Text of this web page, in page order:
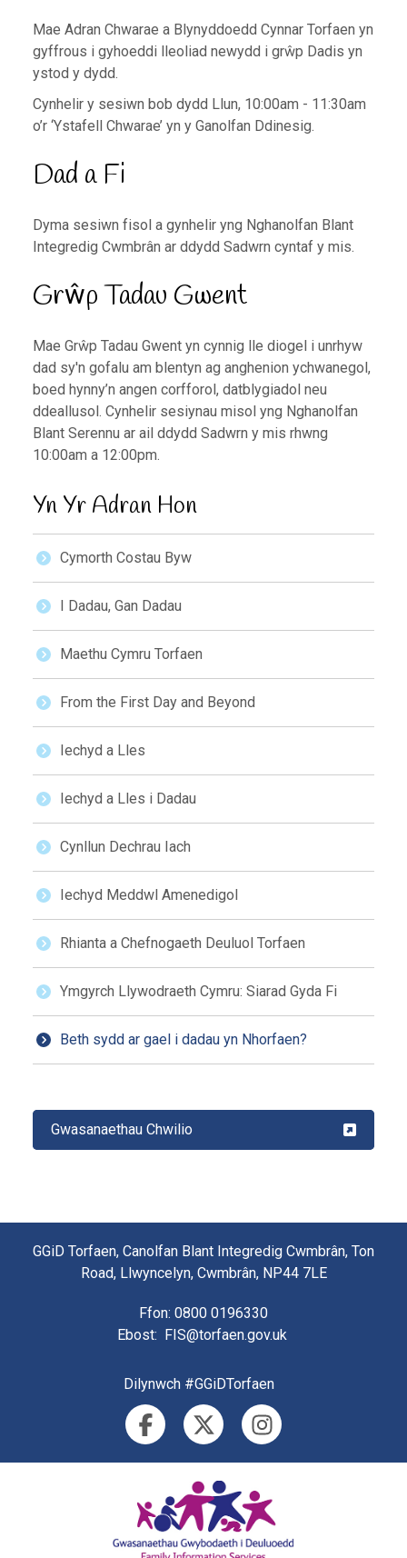
Mae Adran Chwarae a Blynyddoedd Cynnar Torfaen yn
gyffrous i gyhoeddi lleoliad newydd i grŵp Dadis yn
ystod y dydd.
Cynhelir y sesiwn bob dydd Llun, 10:00am - 11:30am
o’r ‘Ystafell Chwarae’ yn y Ganolfan Ddinesig.
Dad a Fi
Dyma sesiwn fisol a gynhelir yng Nghanolfan Blant
Integredig Cwmbrân ar ddydd Sadwrn cyntaf y mis.
Grŵp Tadau Gwent
Mae Grŵp Tadau Gwent yn cynnig lle diogel i unrhyw
dad sy'n gofalu am blentyn ag anghenion ychwanegol,
boed hynny’n angen corfforol, datblygiadol neu
ddeallusol. Cynhelir sesiynau misol yng Nghanolfan
Blant Serennu ar ail ddydd Sadwrn y mis rhwng
10:00am a 12:00pm.
Yn Yr Adran Hon
Cymorth Costau Byw
I Dadau, Gan Dadau
Maethu Cymru Torfaen
From the First Day and Beyond
Iechyd a Lles
Iechyd a Lles i Dadau
Cynllun Dechrau Iach
Iechyd Meddwl Amenedigol
Rhianta a Chefnogaeth Deuluol Torfaen
Ymgyrch Llywodraeth Cymru: Siarad Gyda Fi
Beth sydd ar gael i dadau yn Nhorfaen?
Gwasanaethau Chwilio
GGiD Torfaen, Canolfan Blant Integredig Cwmbrân, Ton
Road, Llwyncelyn, Cwmbrân, NP44 7LE
Ffon: 0800 0196330
Ebost: FIS@torfaen.gov.uk
Dilynwch #GGiDTorfaen